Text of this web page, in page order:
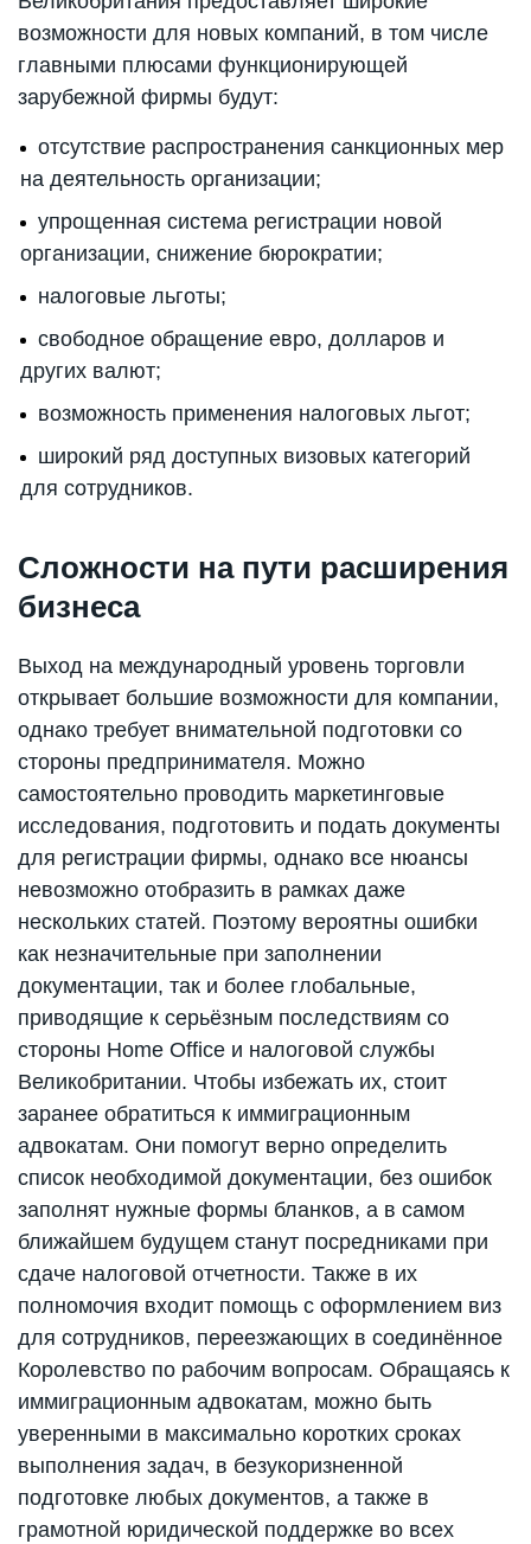
возможности для новых компаний, в том числе
главными плюсами функционирующей
зарубежной фирмы будут:
отсутствие распространения санкционных мер
на деятельность организации;
упрощенная система регистрации новой
организации, снижение бюрократии;
налоговые льготы;
свободное обращение евро, долларов и
других валют;
возможность применения налоговых льгот;
широкий ряд доступных визовых категорий
для сотрудников.
Сложности на пути расширения
бизнеса
Выход на международный уровень торговли
открывает большие возможности для компании,
однако требует внимательной подготовки со
стороны предпринимателя. Можно
самостоятельно проводить маркетинговые
исследования, подготовить и подать документы
для регистрации фирмы, однако все нюансы
невозможно отобразить в рамках даже
нескольких статей. Поэтому вероятны ошибки
как незначительные при заполнении
документации, так и более глобальные,
приводящие к серьёзным последствиям со
стороны Home Office и налоговой службы
Великобритании. Чтобы избежать их, стоит
заранее обратиться к иммиграционным
адвокатам. Они помогут верно определить
список необходимой документации, без ошибок
заполнят нужные формы бланков, а в самом
ближайшем будущем станут посредниками при
сдаче налоговой отчетности. Также в их
полномочия входит помощь с оформлением виз
для сотрудников, переезжающих в соединённое
Королевство по рабочим вопросам. Обращаясь к
иммиграционным адвокатам, можно быть
уверенными в максимально коротких сроках
выполнения задач, в безукоризненной
подготовке любых документов, а также в
грамотной юридической поддержке во всех